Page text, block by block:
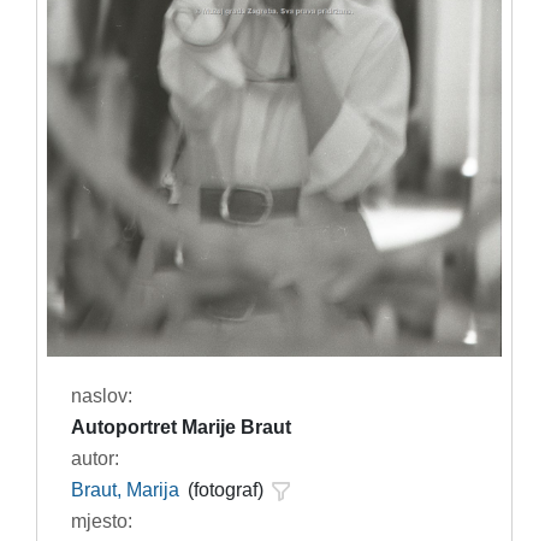
naslov:
Autoportret Marije Braut
autor:
Braut, Marija (fotograf)
mjesto: